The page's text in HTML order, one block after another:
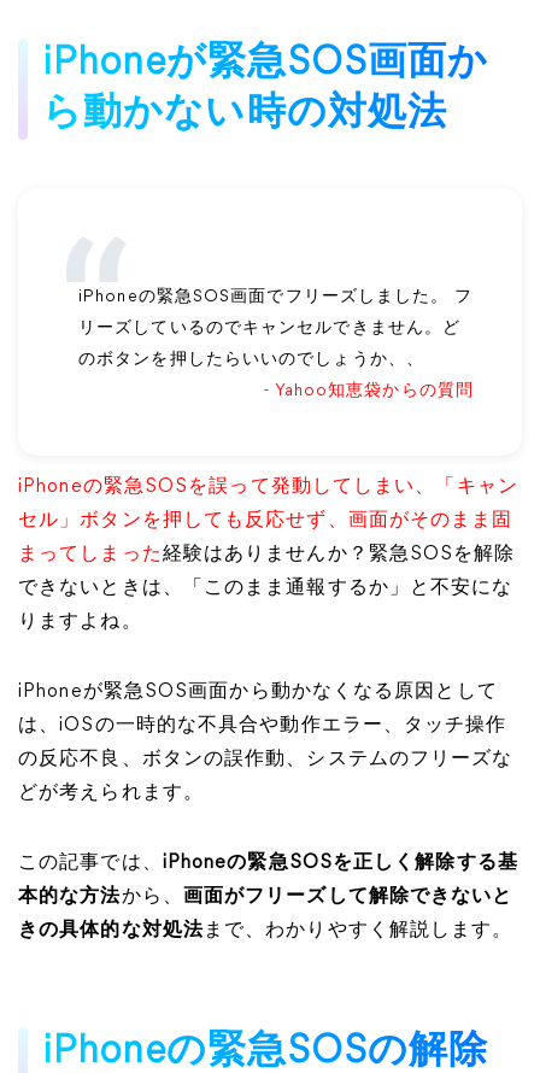
iPhoneが緊急SOS画面か
ら動かない時の対処法
iPhoneの緊急SOS画面でフリーズしました。 フ
リーズしているのでキャンセルできません。ど
のボタンを押したらいいのでしょうか、、
- Yahoo知恵袋からの質問
iPhoneの緊急SOSを誤って発動してしまい、「キャン
セル」ボタンを押しても反応せず、画面がそのまま固
まってしまった経験はありませんか？緊急SOSを解除
できないときは、「このまま通報するか」と不安にな
りますよね。
iPhoneが緊急SOS画面から動かなくなる原因として
は、iOSの一時的な不具合や動作エラー、タッチ操作
の反応不良、ボタンの誤作動、システムのフリーズな
どが考えられます。
この記事では、 iPhoneの緊急SOSを正しく解除する基
本的な方法から、 画面がフリーズして解除できないと
きの具体的な対処法まで、わかりやすく解説します。
iPhoneの緊急SOSの解除